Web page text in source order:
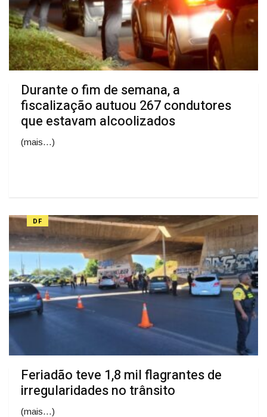
Durante o fim de semana, a
fiscalização autuou 267 condutores
que estavam alcoolizados
(mais…)
DF
Feriadão teve 1,8 mil flagrantes de
irregularidades no trânsito
(mais…)